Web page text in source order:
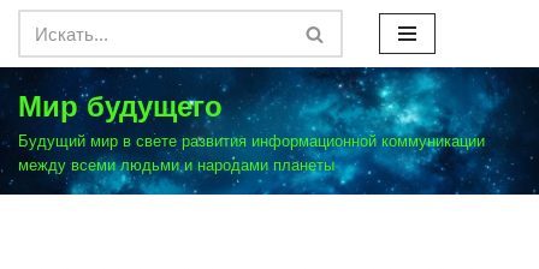
Перейти
к
содержимому
Мир будущего
Будущий мир в свете развития информационной коммуникации
между всеми людьми и народами планеты